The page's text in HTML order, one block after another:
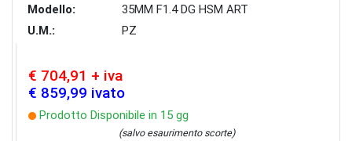
Modello:
35MM F1.4 DG HSM ART
U.M.:
PZ
€ 704,91 + iva
€ 859,99 ivato
Prodotto Disponibile in 15 gg
(salvo esaurimento scorte)